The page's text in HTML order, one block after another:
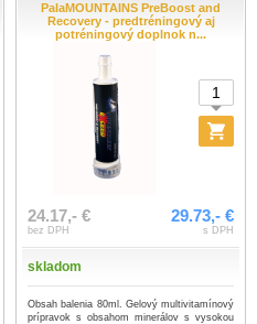
PalaMOUNTAINS PreBoost and
Recovery - predtréningový aj
potréningový doplnok n...
24.17,- €
bez DPH
29.73,- €
s DPH
skladom
Obsah balenia 80ml. Gelový multivitamínový
prípravok s obsahom minerálov s vysokou